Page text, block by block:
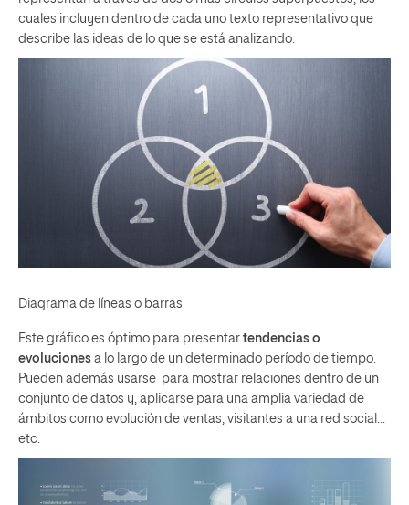
cuales incluyen dentro de cada uno texto representativo que
describe las ideas de lo que se está analizando.
Diagrama de líneas o barras
Este gráfico es óptimo para presentar tendencias o
evoluciones a lo largo de un determinado período de tiempo.
Pueden además usarse para mostrar relaciones dentro de un
conjunto de datos y, aplicarse para una amplia variedad de
ámbitos como evolución de ventas, visitantes a una red social…
etc.